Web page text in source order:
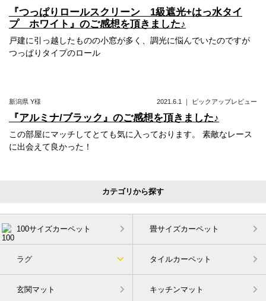
ン
『つっぱりロールスクリーン 1級遮光+はっ水タイ
プ ホワイト』のご感想を頂きました♪
戸建に引っ越したものの小窓が多く、調光に悩んでいたのですが
つっぱりタイプのロール
新潟県 Y様 2021.6.1 ｜ ピックアップレビュー
『アルミナ/ブラック』のご感想を頂きました♪
この部屋にマッチしてとても気に入っております。 素敵なレース
に出会えて良かった！
カテゴリから探す
100サイズカーペット 畳サイズカーペット
ラグ タイルカーペット
玄関マット キッチンマット